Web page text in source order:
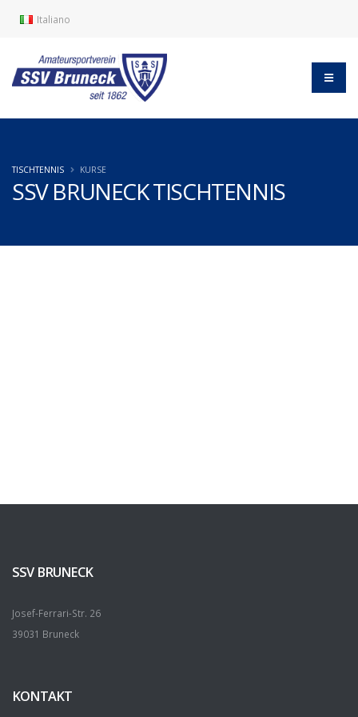
Italiano
SSV BRUNECK TISCHTENNIS
TISCHTENNIS KURSE
SSV BRUNECK
Josef-Ferrari-Str. 26
39031 Bruneck
KONTAKT